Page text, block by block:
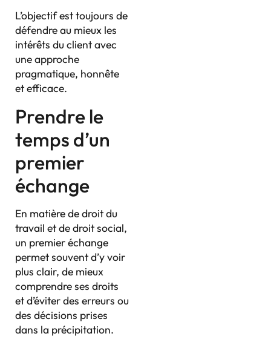
L’objectif est toujours de
défendre au mieux les
intérêts du client avec
une approche
pragmatique, honnête
et efficace.
Prendre le
temps d’un
premier
échange
En matière de droit du
travail et de droit social,
un premier échange
permet souvent d’y voir
plus clair, de mieux
comprendre ses droits
et d’éviter des erreurs ou
des décisions prises
dans la précipitation.